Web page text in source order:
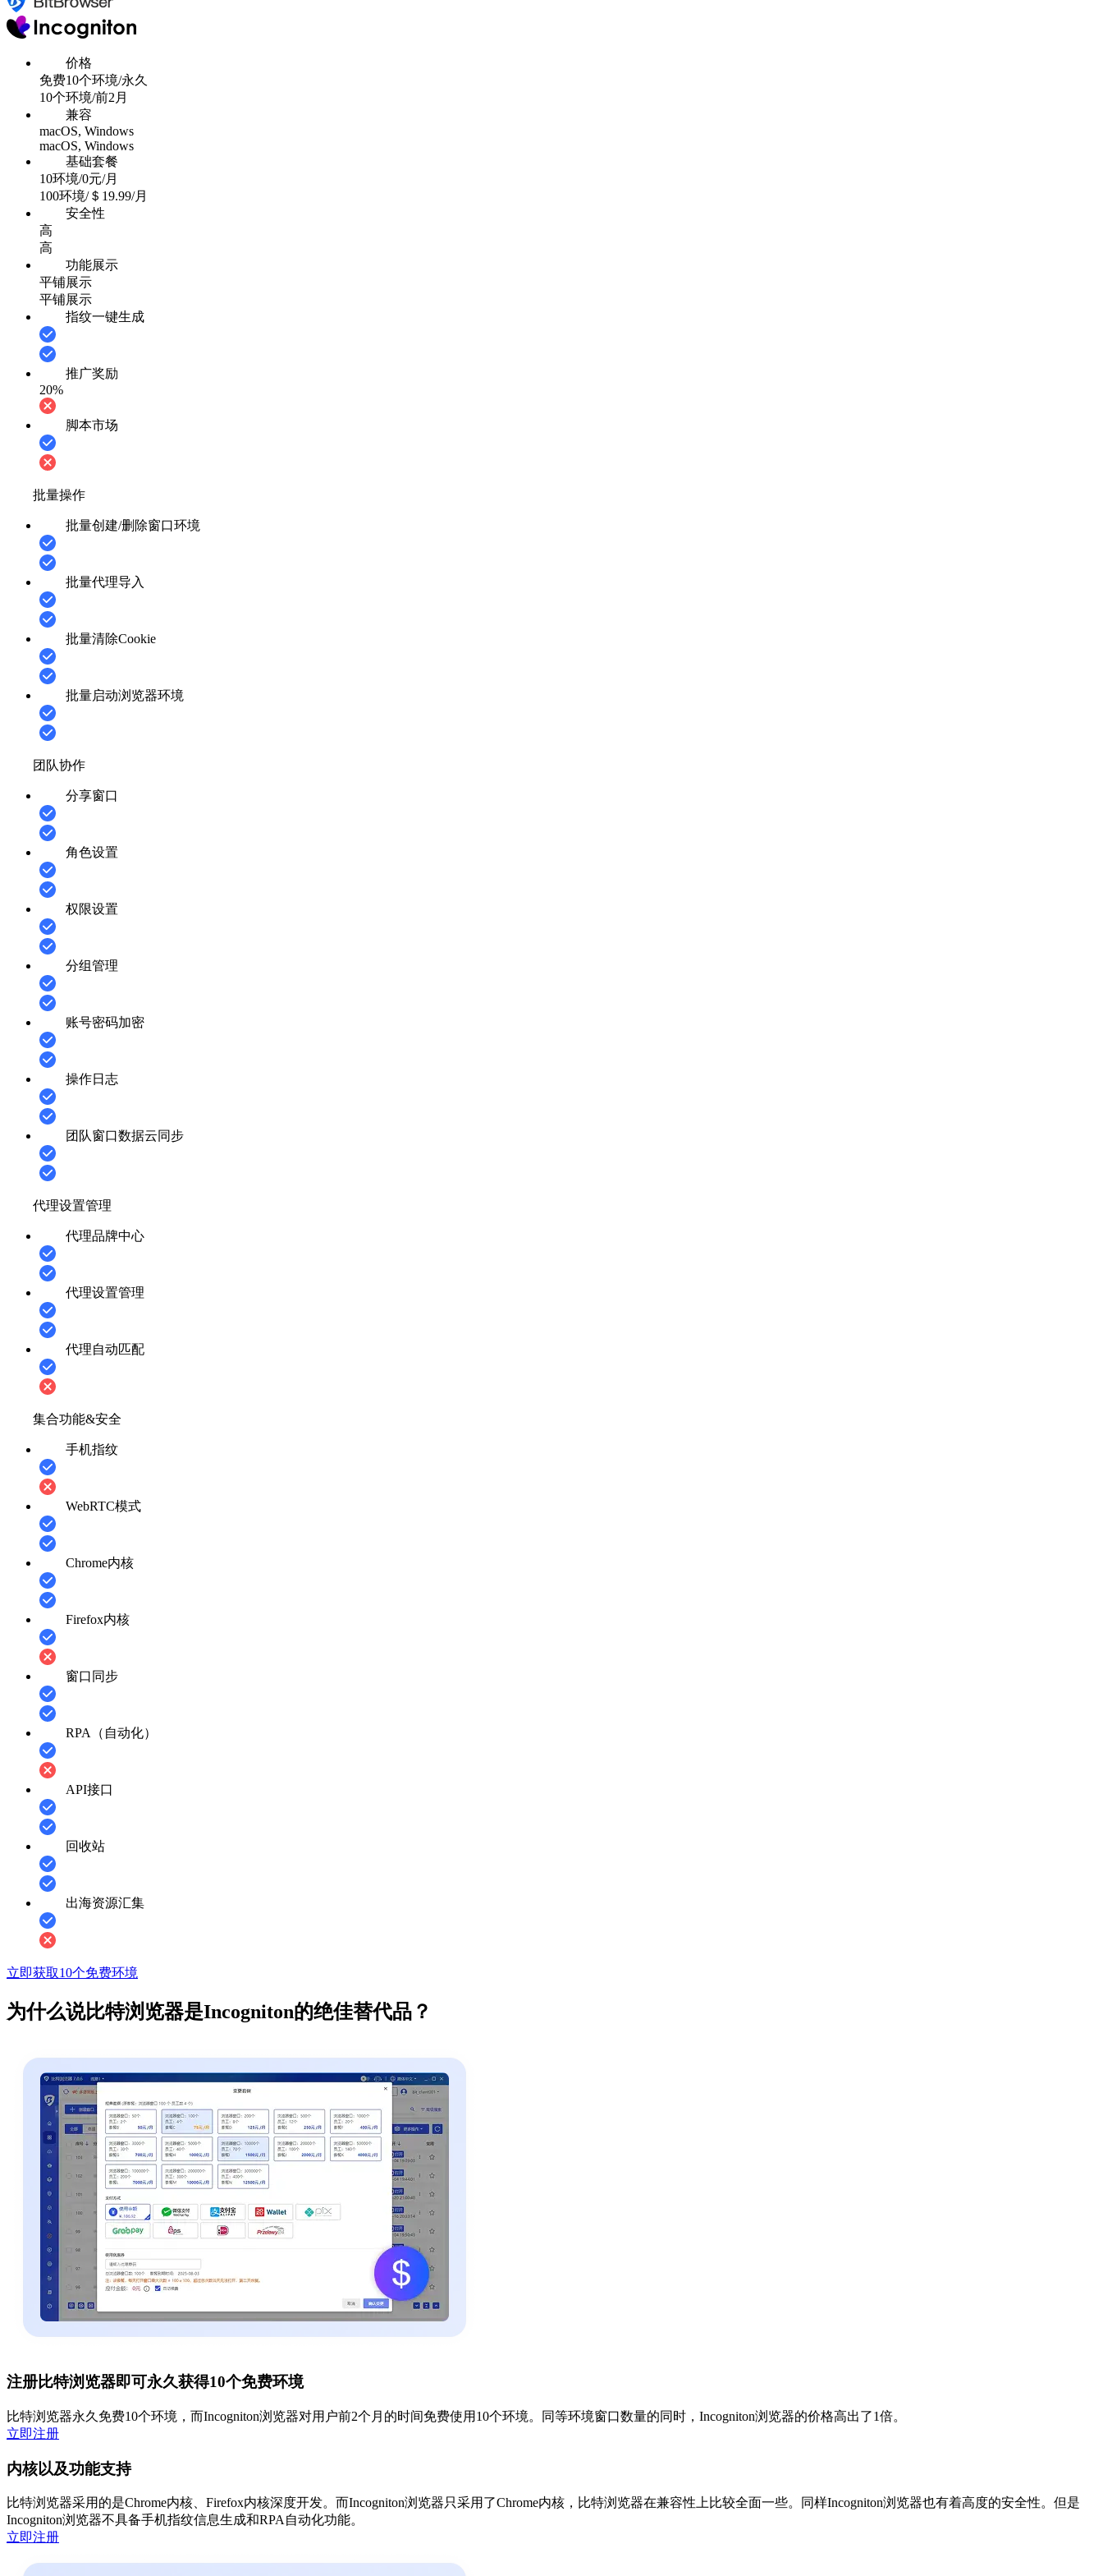
价格
免费10个环境/永久
10个环境/前2月
兼容
macOS, Windows
macOS, Windows
基础套餐
10环境/0元/月
100环境/＄19.99/月
安全性
高
高
功能展示
平铺展示
平铺展示
指纹一键生成
推广奖励
20%
脚本市场
批量操作
批量创建/删除窗口环境
批量代理导入
批量清除Cookie
批量启动浏览器环境
团队协作
分享窗口
角色设置
权限设置
分组管理
账号密码加密
操作日志
团队窗口数据云同步
代理设置管理
代理品牌中心
代理设置管理
代理自动匹配
集合功能&安全
手机指纹
WebRTC模式
Chrome内核
Firefox内核
窗口同步
RPA（自动化）
API接口
回收站
出海资源汇集
立即获取10个免费环境
为什么说比特浏览器是Incogniton的绝佳替代品？
注册比特浏览器即可永久获得10个免费环境
比特浏览器永久免费10个环境，而Incogniton浏览器对用户前2个月的时间免费使用10个环境。同等环境窗口数量的同时，Incogniton浏览器的价格高出了1倍。
立即注册
内核以及功能支持
比特浏览器采用的是Chrome内核、Firefox内核深度开发。而Incogniton浏览器只采用了Chrome内核，比特浏览器在兼容性上比较全面一些。同样Incogniton浏览器也有着高度的安全性。但是
Incogniton浏览器不具备手机指纹信息生成和RPA自动化功能。
立即注册